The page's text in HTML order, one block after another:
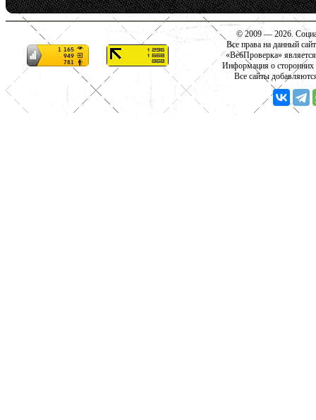
© 2009 — 2026.
Все права на данный
«ВебПроверка»
Информация о сторонних
Все сайты